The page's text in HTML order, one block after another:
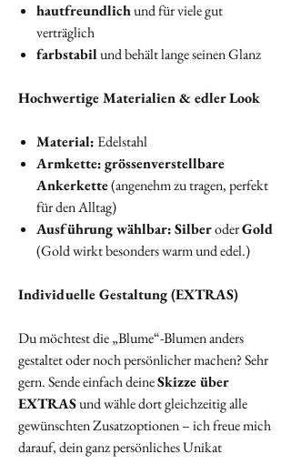
hautfreundlichund für viele gut
verträglich
farbstabilund behält lange seinen Glanz
Hochwertige Materialien & edler Look
Material:Edelstahl
Armkette:grössenverstellbare
Ankerkette(angenehm zu tragen, perfekt
für den Alltag)
Ausführung wählbar:SilberoderGold
(Gold wirkt besonders warm und edel.)
Individuelle Gestaltung (EXTRAS)
Du möchtest die „Blume“-Blumen anders
gestaltet oder noch persönlicher machen? Sehr
gern. Sende einfach deineSkizze über
EXTRASund wähle dort gleichzeitig alle
gewünschten Zusatzoptionen – ich freue mich
darauf, dein ganz persönliches Unikat